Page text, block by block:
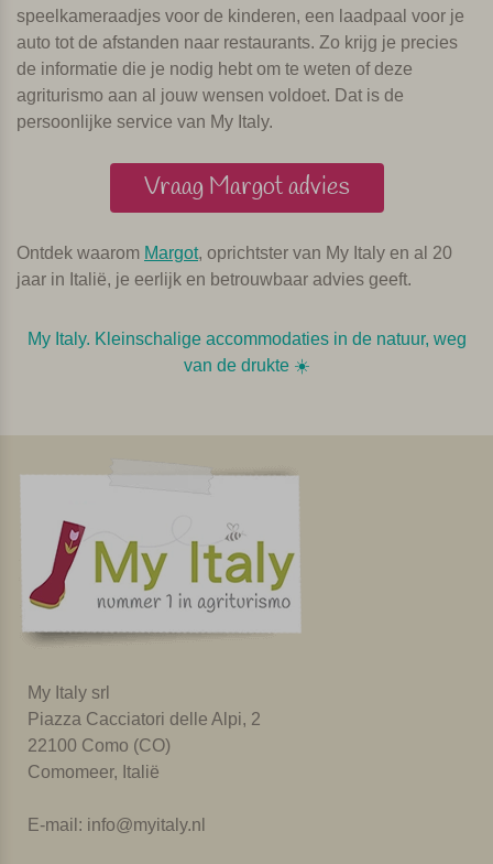
speelkameraadjes voor de kinderen, een laadpaal voor je
auto tot de afstanden naar restaurants. Zo krijg je precies
de informatie die je nodig hebt om te weten of deze
agriturismo aan al jouw wensen voldoet. Dat is de
persoonlijke service van My Italy.
Vraag Margot advies
Ontdek waarom Margot, oprichtster van My Italy en al 20
jaar in Italië, je eerlijk en betrouwbaar advies geeft.
My Italy. Kleinschalige accommodaties in de natuur, weg
van de drukte ☀️️
My Italy srl
Piazza Cacciatori delle Alpi, 2
22100 Como (CO)
Comomeer, Italië
E-mail: info@myitaly.nl